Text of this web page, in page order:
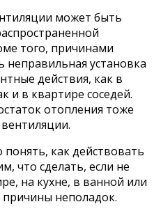
может быть
того, причинами
неправильная установка
действия, как в
и в квартире соседей.
отопления тоже
как действовать
что сделать, если не
на кухне, в ванной или
причины неполадок.